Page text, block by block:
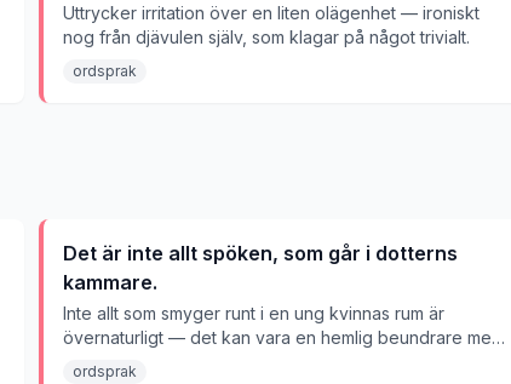
Uttrycker irritation över en liten olägenhet — ironiskt
nog från djävulen själv, som klagar på något trivialt.
ordsprak
Det är inte allt spöken, som går i dotterns
kammare.
Inte allt som smyger runt i en ung kvinnas rum är
övernaturligt — det kan vara en hemlig beundrare med
jordiska avsikter.
ordsprak